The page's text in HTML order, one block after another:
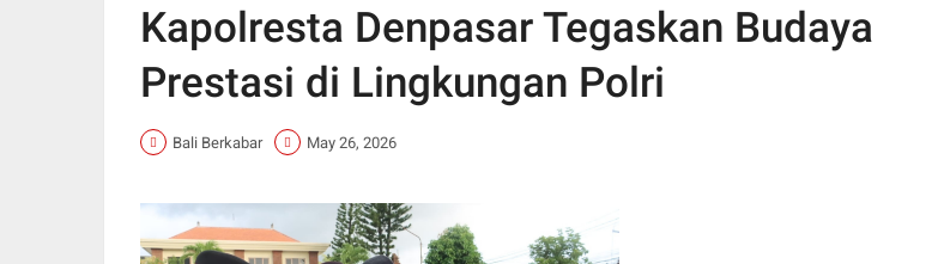
Kapolresta Denpasar Tegaskan Budaya
Prestasi di Lingkungan Polri
Bali Berkabar May 26, 2026